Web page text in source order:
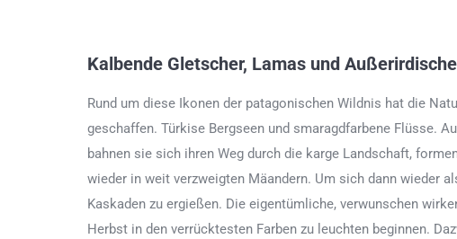
Kalbende Gletscher, Lamas und
Rund um diese Ikonen der patagonischen Wildnis hat die
geschaffen. Türkise Bergseen und smaragdfarbene Flüsse.
bahnen sie sich ihren Weg durch die karge Landschaft,
wieder in weit verzweigten Mäandern. Um sich dann wieder
Kaskaden zu ergießen. Die eigentümliche, verwunschen
Herbst in den verrücktesten Farben zu leuchten beginnen.